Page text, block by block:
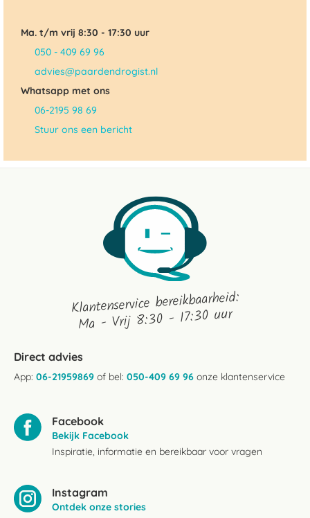
Ma. t/m vrij 8:30 - 17:30 uur
050 - 409 69 96
advies@paardendrogist.nl
Whatsapp met ons
06-2195 98 69
Stuur ons een bericht
Klantenservice bereikbaarheid:
Ma - Vrij 8:30 - 17:30 uur
Direct advies
App: 06-21959869 of bel: 050-409 69 96 onze klantenservice
Facebook
Bekijk Facebook
Inspiratie, informatie en bereikbaar voor vragen
Instagram
Ontdek onze stories